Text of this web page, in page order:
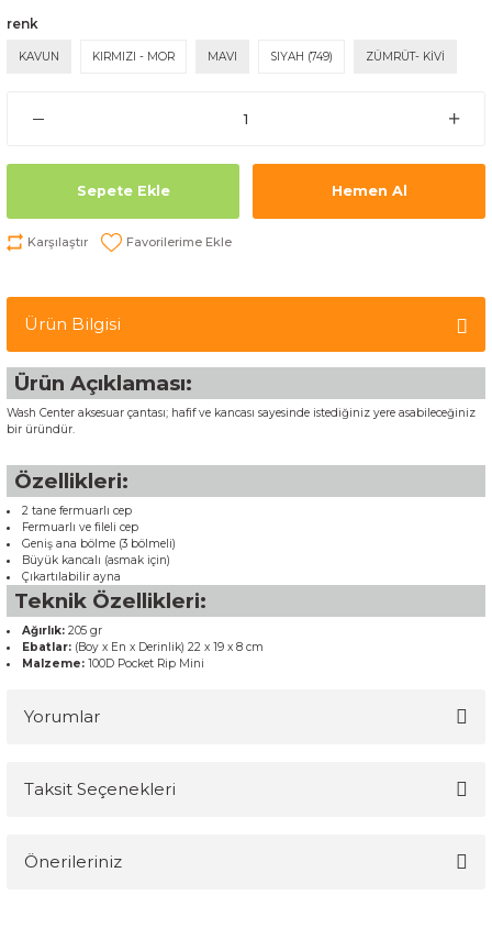
renk
KAVUN KIRMIZI - MOR MAVI SIYAH (749) ZÜMRÜT- KİVİ
Sepete Ekle Hemen Al
Karşılaştır
Ürün Bilgisi
Ürün Açıklaması:
Wash Center aksesuar çantası; hafif ve kancası sayesinde istediğiniz yere asabileceğiniz
bir üründür.
Özellikleri:
2 tane fermuarlı cep
Fermuarlı ve fileli cep
Geniş ana bölme (3 bölmeli)
Büyük kancalı (asmak için)
Çıkartılabilir ayna
Teknik Özellikleri:
Ağırlık: 205 gr
Ebatlar: (Boy x En x Derinlik) 22 x 19 x 8 cm
Malzeme: 100D Pocket Rip Mini
Yorumlar
Taksit Seçenekleri
Önerileriniz